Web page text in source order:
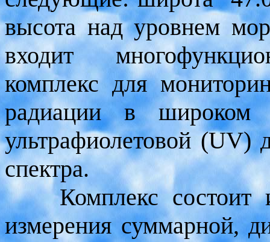
высота над уровнем
входит
комплекс для
радиации в широком
ультрафиолетовой
спектра.
Комплекс состоит
измерения суммарной,